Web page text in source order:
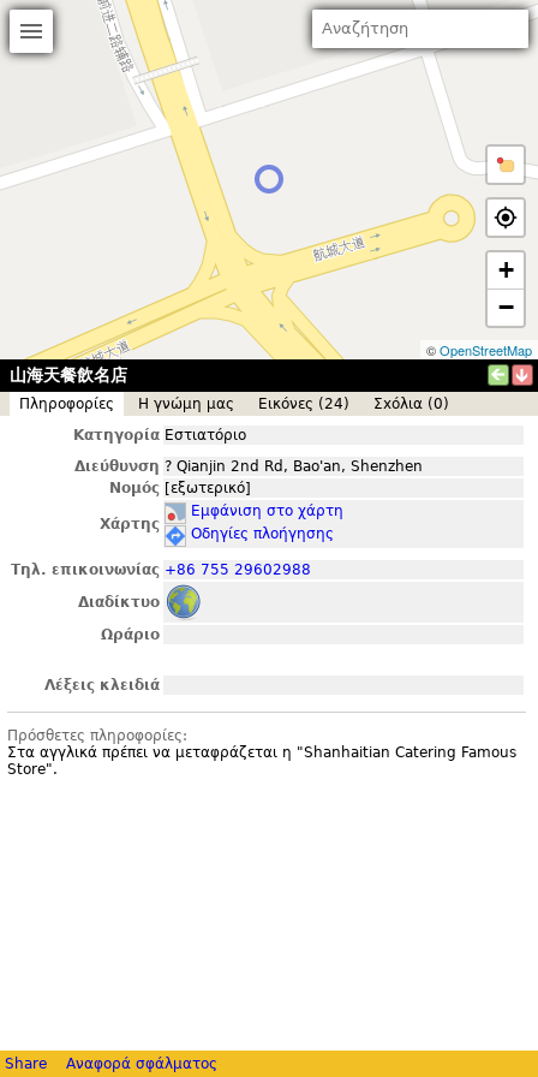
+
−
©OpenStreetMap
山海天餐飲名店
Πληροφορίες Η γνώμη μας Εικόνες (24)
Σxόλια (0)
Κατηγορία Εστιατόριο
Διεύθυνση ? Qianjin 2nd Rd, Bao'an, Shenzhen
Νομός [εξωτερικό]
Χάρτης
Εμφάνιση στο χάρτη
Οδηγίες πλοήγησης
Τηλ. επικοινωνίας +86 755 29602988
Διαδίκτυο
Ωράριο
Λέξεις κλειδιά
Πρόσθετες πληροφορίες:
Στα αγγλικά πρέπει να μεταφράζεται η "Shanhaitian Catering Famous
Store".
Share Αναφορά σφάλματος